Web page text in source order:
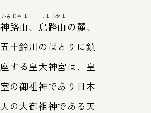
神路山
かみじやま
、 島路山
しまじやま
の麓、
五十鈴川のほとりに鎮
座する皇大神宮は、皇
室の御祖神であり日本
人の大御祖神である天